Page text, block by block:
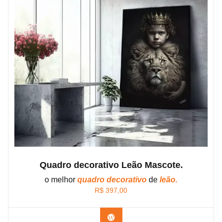
Quadro decorativo Leão Mascote.
o melhor quadro decorativo de leão.
R$ 397,00
Confira os modelos